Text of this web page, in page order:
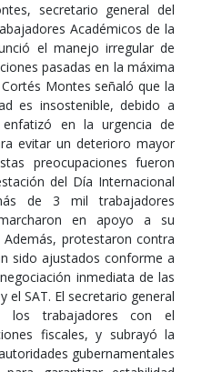
secretario general del
Académicos de la
el manejo irregular de
pasadas en la máxima
Montes señaló que la
es insostenible, debido a
en la urgencia de
evitar un deterioro mayor
preocupaciones fueron
del Día Internacional
de 3 mil trabajadores
en apoyo a su
protestaron contra
sido ajustados conforme a
inmediata de las
el SAT. El secretario general
los trabajadores con el
fiscales, y subrayó la
gubernamentales